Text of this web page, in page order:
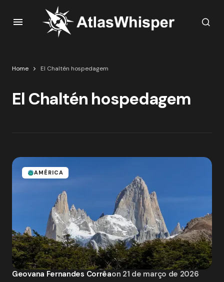
Home El Chaltén hospedagem
El Chaltén hospedagem
AMÉRICA
Geovana Fernandes Corrêaon 21 de março de 2026